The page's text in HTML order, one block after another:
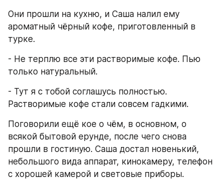
Они прошли на кухню, и Саша налил ему
ароматный чёрный кофе, приготовленный в
турке.
- Не терплю все эти растворимые кофе. Пью
только натуральный.
- Тут я с тобой соглашусь полностью.
Растворимые кофе стали совсем гадкими.
Поговорили ещё кое о чём, в основном, о
всякой бытовой ерунде, после чего снова
прошли в гостиную. Саша достал новенький,
небольшого вида аппарат, кинокамеру, телефон
с хорошей камерой и световые приборы.